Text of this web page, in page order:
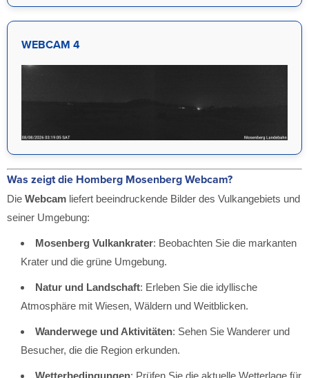
WEBCAM 4
Was zeigt die Homberg Mosenberg Webcam?
Die Webcam liefert beeindruckende Bilder des Vulkangebiets und
seiner Umgebung:
Mosenberg Vulkankrater: Beobachten Sie die markanten
Krater und die grüne Umgebung.
Natur und Landschaft: Erleben Sie die idyllische
Atmosphäre mit Wiesen, Wäldern und Weitblicken.
Wanderwege und Aktivitäten: Sehen Sie Wanderer und
Besucher, die die Region erkunden.
Wetterbedingungen: Prüfen Sie die aktuelle Wetterlage für